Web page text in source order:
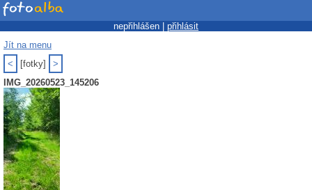
nepřihlášen | přihlásit
Jít na menu
<
[fotky]
>
IMG_20260523_145206